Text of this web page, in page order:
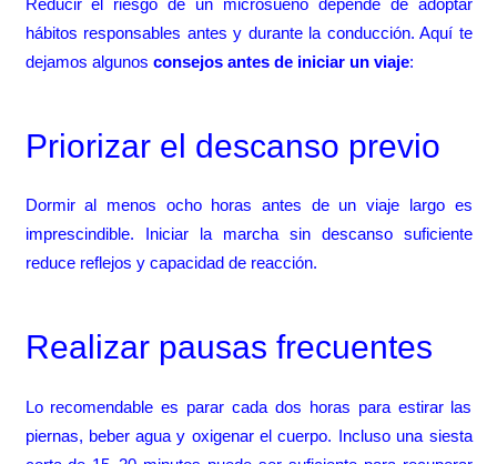
Reducir el riesgo de un microsueño depende de adoptar
hábitos responsables antes y durante la conducción. Aquí te
dejamos algunos consejos antes de iniciar un viaje:
Priorizar el descanso previo
Dormir al menos ocho horas antes de un viaje largo es
imprescindible. Iniciar la marcha sin descanso suficiente
reduce reflejos y capacidad de reacción.
Realizar pausas frecuentes
Lo recomendable es parar cada dos horas para estirar las
piernas, beber agua y oxigenar el cuerpo. Incluso una siesta